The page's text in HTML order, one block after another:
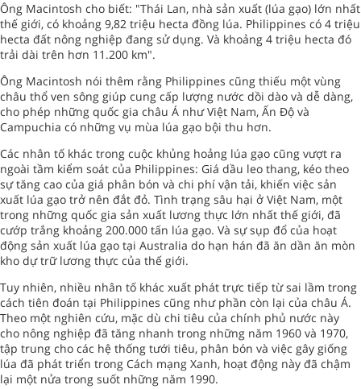
Ông Macintosh cho biết: "Thái Lan, nhà sản xuất (lúa gạo) lớn nhất
thế giới, có khoảng 9,82 triệu hecta đồng lúa. Philippines có 4 triệu
hecta đất nông nghiệp đang sử dụng. Và khoảng 4 triệu hecta đó
trải dài trên hơn 11.200 km".
Ông Macintosh nói thêm rằng Philippines cũng thiếu một vùng
châu thổ ven sông giúp cung cấp lượng nước dồi dào và dễ dàng,
cho phép những quốc gia châu Á như Việt Nam, Ấn Độ và
Campuchia có những vụ mùa lúa gạo bội thu hơn.
Các nhân tố khác trong cuộc khủng hoảng lúa gạo cũng vượt ra
ngoài tầm kiểm soát của Philippines: Giá dầu leo thang, kéo theo
sự tăng cao của giá phân bón và chi phí vận tải, khiến việc sản
xuất lúa gạo trở nên đắt đỏ. Tình trạng sâu hại ở Việt Nam, một
trong những quốc gia sản xuất lương thực lớn nhất thế giới, đã
cướp trắng khoảng 200.000 tấn lúa gạo. Và sự sụp đổ của hoạt
động sản xuất lúa gạo tại Australia do hạn hán đã ăn dần ăn mòn
kho dự trữ lương thực của thế giới.
Tuy nhiên, nhiều nhân tố khác xuất phát trực tiếp từ sai lầm trong
cách tiên đoán tại Philippines cũng như phần còn lại của châu Á.
Theo một nghiên cứu, mặc dù chi tiêu của chính phủ nước này
cho nông nghiệp đã tăng nhanh trong những năm 1960 và 1970,
tập trung cho các hệ thống tưới tiêu, phân bón và việc gây giống
lúa đã phát triển trong Cách mạng Xanh, hoạt động này đã chậm
lại một nửa trong suốt những năm 1990.